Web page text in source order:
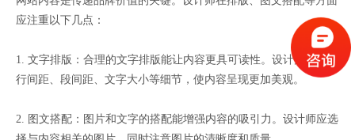
应注重以下几点：
1. 文字排版：合理的文字排版能让内容更具可读性。设计师应注意
行间距、段间距、文字大小等细节，使内容呈现更加美观。
2. 图文搭配：图片和文字的搭配能增强内容的吸引力。设计师应选